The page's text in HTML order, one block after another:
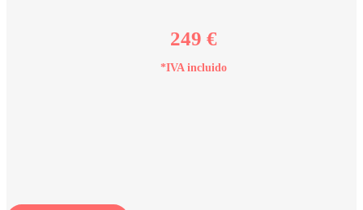
249 €
*IVA incluido